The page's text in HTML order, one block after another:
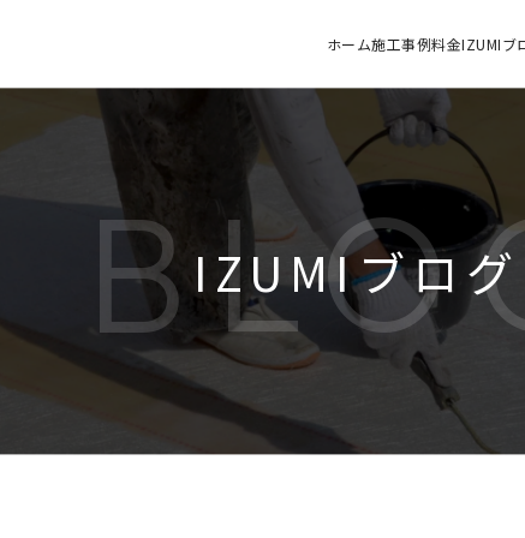
ホーム施工事例料金IZUMIブ
IZUMIブログ